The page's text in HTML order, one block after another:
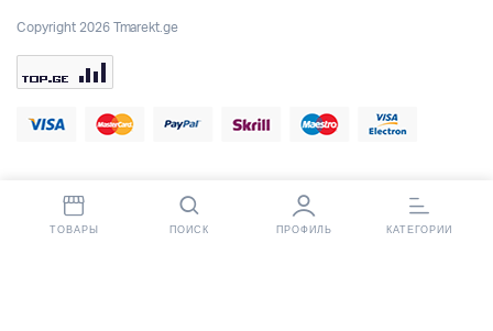
Copyright 2026 Tmarekt.ge
ТОВАРЫ ПОИСК ПРОФИЛЬ КАТЕГОРИИ